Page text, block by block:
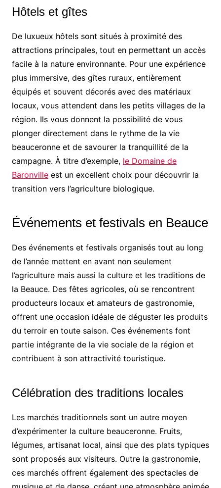
Hôtels et gîtes
De luxueux hôtels sont situés à proximité des
attractions principales, tout en permettant un accès
facile à la nature environnante. Pour une expérience
plus immersive, des gîtes ruraux, entièrement
équipés et souvent décorés avec des matériaux
locaux, vous attendent dans les petits villages de la
région. Ils vous donnent la possibilité de vous
plonger directement dans le rythme de la vie
beauceronne et de savourer la tranquillité de la
campagne. À titre d’exemple, le Domaine de
Baronvilleest un excellent choix pour découvrir la
transition vers l’agriculture biologique.
Événements et festivals en Beauce
Des événements et festivals organisés tout au long
de l’année mettent en avant non seulement
l’agriculture mais aussi la culture et les traditions de
la Beauce. Des fêtes agricoles, où se rencontrent
producteurs locaux et amateurs de gastronomie,
offrent une occasion idéale de déguster les produits
du terroir en toute saison. Ces événements font
partie intégrante de la vie sociale de la région et
contribuent à son attractivité touristique.
Célébration des traditions locales
Les marchés traditionnels sont un autre moyen
d’expérimenter la culture beauceronne. Fruits,
légumes, artisanat local, ainsi que des plats typiques
sont proposés aux visiteurs. Outre la gastronomie,
ces marchés offrent également des spectacles de